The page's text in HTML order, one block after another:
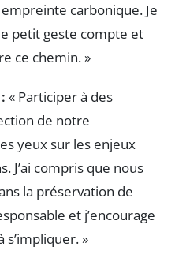
carbonique. Je
petit geste compte et
ce chemin. »
« Participer à des
de notre
yeux sur les enjeux
J’ai compris que nous
la préservation de
et j’encourage
»